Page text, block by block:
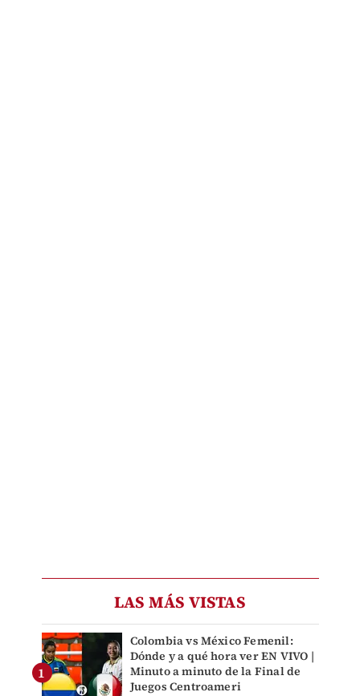
LAS MÁS VISTAS
Colombia vs México Femenil:
Dónde y a qué hora ver EN VIVO |
Minuto a minuto de la Final de
Juegos Centroameri